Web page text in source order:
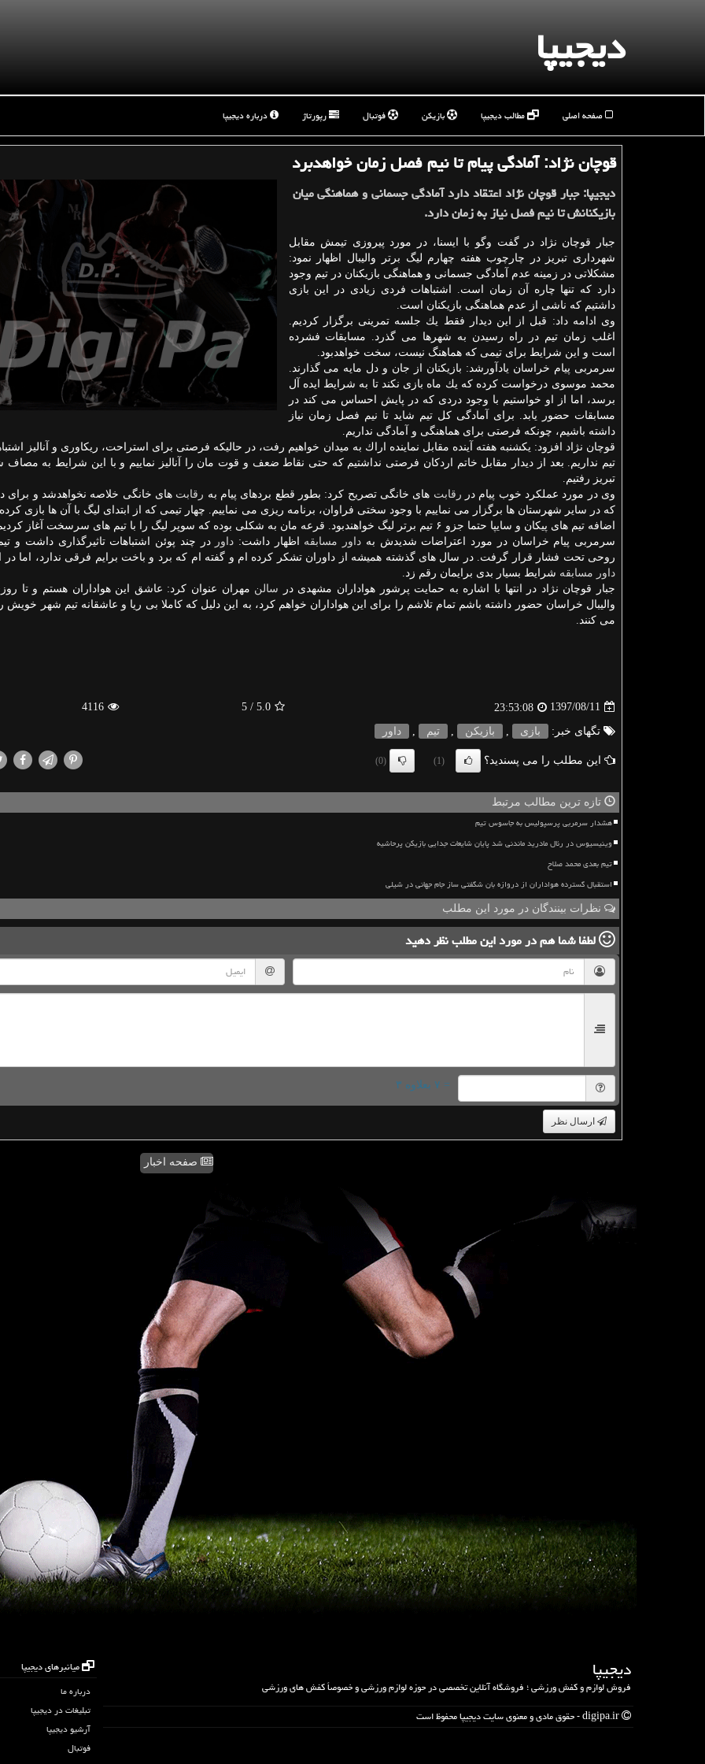
دیجیپا
صفحه اصلی مطالب دیجیپا بازیکن فوتبال رپورتاژ درباره دیجیپا
قوچان نژاد: آمادگی پیام تا نیم فصل زمان خواهدبرد
دیجیپا: جبار قوچان نژاد اعتقاد دارد آمادگی جسمانی و هماهنگی میان
بازیكنانش تا نیم فصل نیاز به زمان دارد.
جبار قوچان نژاد در گفت وگو با ایسنا، در مورد پیروزی تیمش مقابل
شهرداری تبریز در چارچوب هفته چهارم لیگ برتر والیبال اظهار نمود:
مشكلاتی در زمینه عدم آمادگی جسمانی و هماهنگی بازیكنان در تیم وجود
دارد كه تنها چاره آن زمان است. اشتباهات فردی زیادی در این بازی
داشتیم كه ناشی از عدم هماهنگی بازیكنان است.
وی ادامه داد: قبل از این دیدار فقط یك جلسه تمرینی برگزار كردیم.
اغلب زمان تیم در راه رسیدن به شهرها می گذرد. مسابقات فشرده
است و این شرایط برای تیمی كه هماهنگ نیست، سخت خواهدبود.
سرمربی پیام خراسان یادآورشد: بازیكنان از جان و دل مایه می گذارند.
محمد موسوی درخواست كرده كه یك ماه بازی نكند تا به شرایط ایده آل
برسد، اما از او خواستیم با وجود دردی كه در پایش احساس می كند در
مسابقات حضور یابد. برای آمادگی كل تیم شاید تا نیم فصل زمان نیاز
داشته باشیم، چونكه فرصتی برای هماهنگی و آمادگی نداریم.
قوچان نژاد افزود: یكشنبه هفته آینده مقابل نماینده اراك به میدان خواهیم رفت، در حالیكه فرصتی برای استراحت، ریكاوری و آنالیز
تیم نداریم. بعد از دیدار مقابل خاتم اردكان فرصتی نداشتیم كه حتی نقاط ضعف و قوت مان را آنالیز نماییم و با این شرایط به مصاف
تبریز رفتیم.
وی در مورد عملكرد خوب پیام در رقابت های خانگی تصریح كرد: بطور قطع بردهای پیام به رقابت های خانگی خلاصه نخواهدشد و برای
كه در سایر شهرستان ها برگزار می نماییم با وجود سختی فراوان، برنامه ریزی می نماییم. چهار تیمی كه از ابتدای لیگ با آن ها بازی
اضافه تیم های پیكان و سایپا حتما جزو ۶ تیم برتر لیگ خواهندبود. قرعه مان به شكلی بوده كه سوپر لیگ را با تیم های سرسخت آغاز كردیم.
سرمربی پیام خراسان در مورد اعتراضات شدیدش به داور مسابقه اظهار داشت: داور در چند پوئن اشتباهات تاثیرگذاری داشت و
روحی تحت فشار قرار گرفت. در سال های گذشته همیشه از داوران تشكر كرده ام و گفته ام كه برد و باخت برایم فرقی ندارد، اما در
داور مسابقه شرایط بسیار بدی برایمان رقم زد.
جبار قوچان نژاد در انتها با اشاره به حمایت پرشور هواداران مشهدی در سالن مهران عنوان كرد: عاشق این هواداران هستم و تا
والیبال خراسان حضور داشته باشم تمام تلاشم را برای این هواداران خواهم كرد، به این دلیل كه كاملا بی ریا و عاشقانه تیم شهر خویش
می كنند.
1397/08/11
23:53:08
5.0
/ 5
4116
تگهای خبر: بازی بازیكن تیم داور
این مطلب را می پسندید؟ (1)
(0)
تازه ترین مطالب مرتبط
هشدار سرمربی پرسپولیس به جاسوس تیم
وینیسیوس در رئال مادرید ماندنی شد پایان شایعات جدایی بازیکن پرحاشیه
تیم بعدی محمد صلاح
استقبال گسترده هواداران از دروازه بان شگفتی ساز جام جهانی در شیلی
نظرات بینندگان در مورد این مطلب
لطفا شما همدر مورد این مطلبنظر دهید
= ۷ بعلاوه ۳
ارسال نظر
صفحه اخبار
دیجیپا
فروش لوازم و کفش ورزشی ؛ فروشگاه آنلاین تخصصی در حوزه لوازم ورزشی و خصوصاً کفش های ورزشی
میانبرهای دیجیپا
درباره ما
تبلیغات در دیجیپا
آرشیو دیجیپا
فوتبال